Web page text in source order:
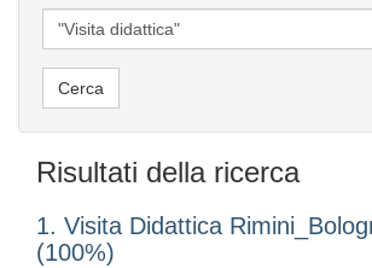
Risultati della ricerca
1. Visita Didattica
(100%)